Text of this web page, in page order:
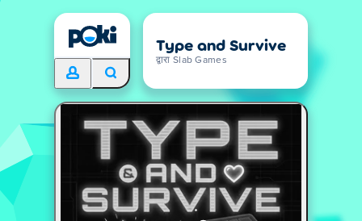
Type and Survive
द्वारा Slab Games